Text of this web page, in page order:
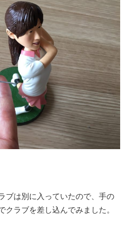
ブは別に入っていたので、手の
クラブを差し込んでみました。